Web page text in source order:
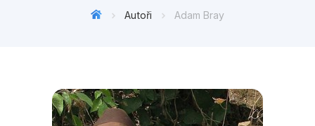
Bestsellery
Autoři Adam Bray